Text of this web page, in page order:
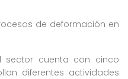
de deformación en
sector cuenta con cinco
diferentes actividades